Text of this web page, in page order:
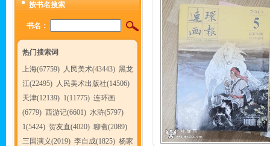
按书名搜索
书名：
热门搜索词
上海(67759) 人民美术(43443) 黑龙
江(22495) 人民美术出版社(14506)
天津(12139) 1(11775) 连环画
(6779) 西游记(6601) 水浒(5797)
1(5424) 贺友直(4020) 聊斋(2089)
三国演义(2019) 李自成(1825) 杨家